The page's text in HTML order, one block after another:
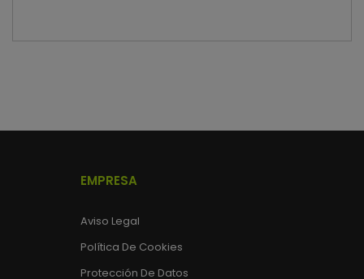
EMPRESA
Aviso Legal
Política De Cookies
Protección De Datos